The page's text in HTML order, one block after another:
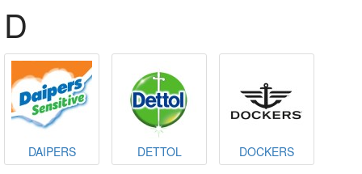
D
DAIPERS DETTOL DOCKERS